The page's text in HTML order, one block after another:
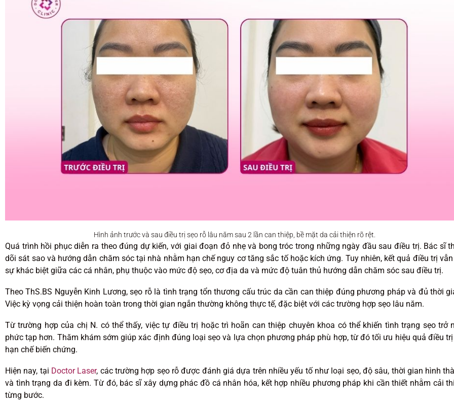
Hình ảnh trước và sau điều trị sẹo rỗ lâu năm sau 2 lần can thiệp, bề mặt da cải thiện rõ rệt.
Quá trình hồi phục diễn ra theo đúng dự kiến, với giai đoạn đỏ nhẹ và bong tróc trong những ngày đầu sau điều trị. Bác sĩ
dõi sát sao và hướng dẫn chăm sóc tại nhà nhằm hạn chế nguy cơ tăng sắc tố hoặc kích ứng. Tuy nhiên, kết quả điều trị
sự khác biệt giữa các cá nhân, phụ thuộc vào mức độ sẹo, cơ địa da và mức độ tuân thủ hướng dẫn chăm sóc sau điều trị.
Theo ThS.BS Nguyễn Kinh Lương, sẹo rỗ là tình trạng tổn thương cấu trúc da cần can thiệp đúng phương pháp và đủ thời
Việc kỳ vọng cải thiện hoàn toàn trong thời gian ngắn thường không thực tế, đặc biệt với các trường hợp sẹo lâu năm.
Từ trường hợp của chị N. có thể thấy, việc tự điều trị hoặc trì hoãn can thiệp chuyên khoa có thể khiến tình trạng sẹo trở
phức tạp hơn. Thăm khám sớm giúp xác định đúng loại sẹo và lựa chọn phương pháp phù hợp, từ đó tối ưu hiệu quả điều
hạn chế biến chứng.
Hiện nay, tại Doctor Laser, các trường hợp sẹo rỗ được đánh giá dựa trên nhiều yếu tố như loại sẹo, độ sâu, thời gian hình
và tình trạng da đi kèm. Từ đó, bác sĩ xây dựng phác đồ cá nhân hóa, kết hợp nhiều phương pháp khi cần thiết nhằm cải
từng bước.